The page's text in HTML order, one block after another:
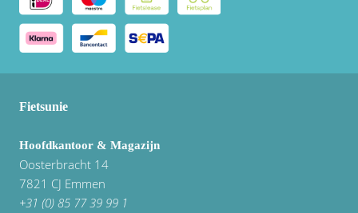
Fietsunie
Hoofdkantoor & Magazijn
Oosterbracht 14
7821 CJ Emmen
+31 (0) 85 77 39 99 1